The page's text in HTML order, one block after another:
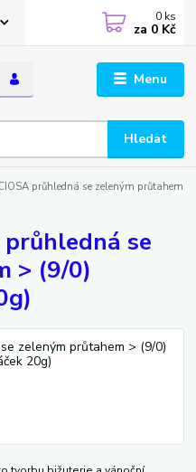
Menu
Hledat
0 ks
za 0 Kč
průhledná se zeleným průtahem
průhledná se
> (9/0)